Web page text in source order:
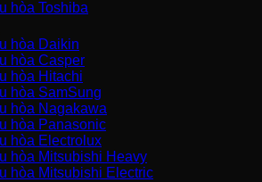
hòa Toshiba
hòa Daikin
hòa Casper
hòa Hitachi
hòa SamSung
hòa Nagakawa
hòa Panasonic
hòa Electrolux
hòa Mitsubishi Heavy
hòa Mitsubishi Electric